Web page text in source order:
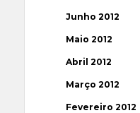
Junho 2012
Maio 2012
Abril 2012
Março 2012
Fevereiro 2012